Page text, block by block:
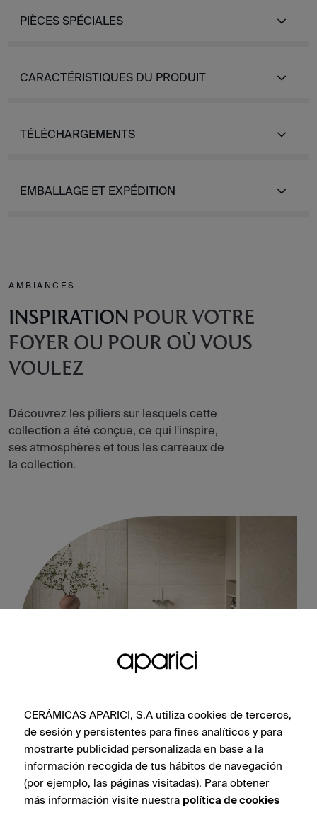
PIÈCES SPÉCIALES
CARACTÉRISTIQUES DU PRODUIT
TÉLÉCHARGEMENTS
EMBALLAGE ET EXPÉDITION
AMBIANCES
INSPIRATION POUR VOTRE
FOYER OU POUR OÙ VOUS
VOULEZ
Découvrez les piliers sur lesquels cette
collection a été conçue, ce qui l'inspire,
ses atmosphères et tous les carreaux de
la collection.
Tivoli Ivory Vein-Cut Natural 100X100
VOIR LA COLLECTION
CERÁMICAS APARICI, S.A utiliza cookies de terceros,
de sesión y persistentes para fines analíticos y para
mostrarte publicidad personalizada en base a la
información recogida de tus hábitos de navegación
(por ejemplo, las páginas visitadas). Para obtener
más información visite nuestra política de cookies